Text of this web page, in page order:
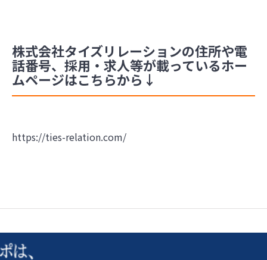
株式会社タイズリレーションの住所や電
話番号、採用・求人等が載っているホー
ムページはこちらから↓
https://ties-relation.com/